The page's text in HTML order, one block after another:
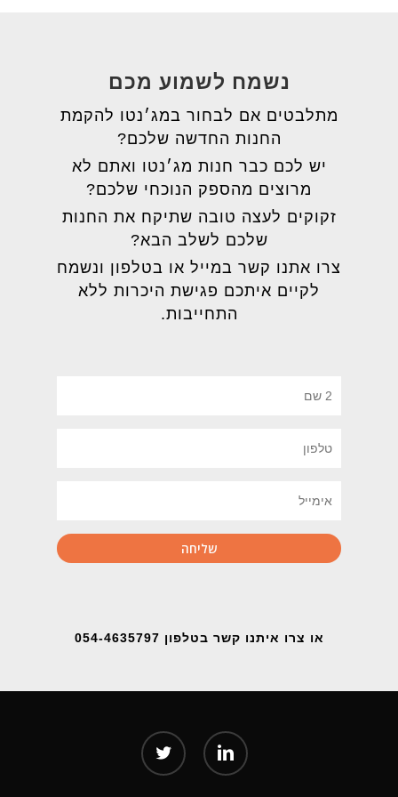
נשמח לשמוע מכם
מתלבטים אם לבחור במג׳נטו להקמת
החנות החדשה שלכם?
יש לכם כבר חנות מג׳נטו ואתם לא
מרוצים מהספק הנוכחי שלכם?
זקוקים לעצה טובה שתיקח את החנות
שלכם לשלב הבא?
צרו אתנו קשר במייל או בטלפון ונשמח
לקיים איתכם פגישת היכרות ללא
התחייבות.
או צרו איתנו קשר בטלפון 054-4635797
twitter linkedin